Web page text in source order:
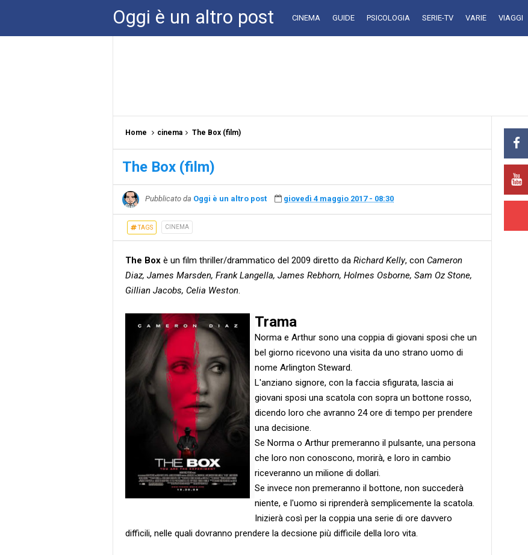
Oggi è un altro post CINEMA GUIDE PSICOLOGIA SERIE-TV VARIE VIAGGI
Home cinema The Box (film)
The Box (film)
Pubblicato da Oggi è un altro post giovedì 4 maggio 2017 - 08:30
TAGS CINEMA
The Box è un film thriller/drammatico del 2009 diretto da Richard Kelly, con Cameron
Diaz, James Marsden, Frank Langella, James Rebhorn, Holmes Osborne, Sam Oz Stone,
Gillian Jacobs, Celia Weston.
Trama
Norma e Arthur sono una coppia di giovani sposi che un
bel giorno ricevono una visita da uno strano uomo di
nome Arlington Steward.
L'anziano signore, con la faccia sfigurata, lascia ai
giovani sposi una scatola con sopra un bottone rosso,
dicendo loro che avranno 24 ore di tempo per prendere
una decisione.
Se Norma o Arthur premeranno il pulsante, una persona
che loro non conoscono, morirà, e loro in cambio
riceveranno un milione di dollari.
Se invece non premeranno il bottone, non succederà
niente, e l'uomo si riprenderà semplicemente la scatola.
Inizierà così per la coppia una serie di ore davvero
difficili, nelle quali dovranno prendere la decsione più difficile della loro vita.